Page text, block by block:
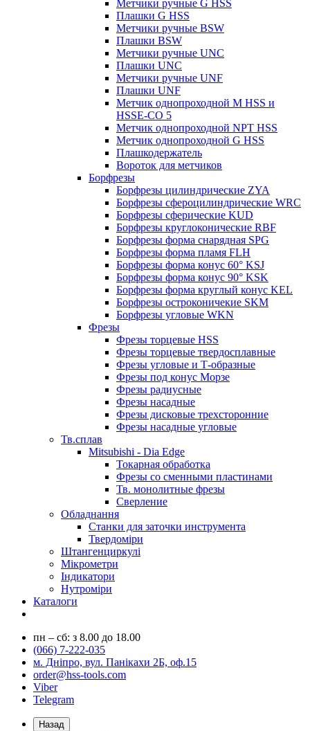
Метчики ручные G HSS
Плашки G HSS
Метчики ручные BSW
Плашки BSW
Метчики ручные UNC
Плашки UNC
Метчики ручные UNF
Плашки UNF
Метчик однопроходной M HSS и
HSSE-CO 5
Метчик однопроходной NPT HSS
Метчик однопроходной G HSS
Плашкодержатель
Вороток для метчиков
Борфрезы
Борфрезы цилиндрические ZYA
Борфрезы сфероцилиндрические WRC
Борфрезы сферические KUD
Борфрезы круглоконические RBF
Борфрезы форма снарядная SPG
Борфрезы форма пламя FLH
Борфрезы форма конус 60° KSJ
Борфрезы форма конус 90° KSK
Борфрезы форма круглый конус KEL
Борфрезы остроконичекие SKM
Борфрезы угловые WKN
Фрезы
Фрезы торцевые HSS
Фрезы торцевые твердосплавные
Фрезы угловые и Т-образные
Фрезы под конус Морзе
Фрезы радиусные
Фрезы насадные
Фрезы дисковые трехсторонние
Фрезы насадные угловые
Тв.сплав
Mitsubishi - Dia Edge
Токарная обработка
Фрезы со сменными пластинами
Тв. монолитные фрезы
Сверление
Обладнання
Станки для заточки инструмента
Твердоміри
Штангенциркулі
Мікрометри
Індикатори
Нутроміри
Каталоги
пн – сб: з 8.00 до 18.00
(066) 7-222-035
м. Дніпро, вул. Панікахи 2Б, оф.15
order@hss-tools.com
Viber
Telegram
Назад